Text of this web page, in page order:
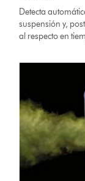
Detecta
suspensión y,
al respecto en